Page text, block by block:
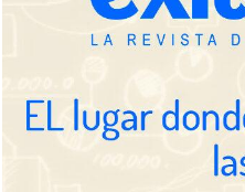
en el primer semestre de 2026
Servimudanzas supera las 3.000